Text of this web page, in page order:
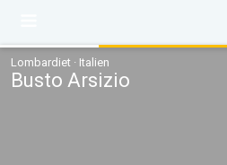
Lombardiet · Italien
Busto Arsizio